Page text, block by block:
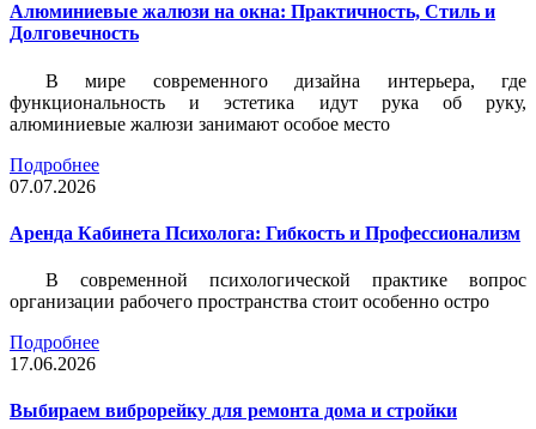
Алюминиевые жалюзи на окна: Практичность, Стиль и
Долговечность
В мире современного дизайна интерьера, где
функциональность и эстетика идут рука об руку,
алюминиевые жалюзи занимают особое место
Подробнее
07.07.2026
Аренда Кабинета Психолога: Гибкость и Профессионализм
В современной психологической практике вопрос
организации рабочего пространства стоит особенно остро
Подробнее
17.06.2026
Выбираем виброрейку для ремонта дома и стройки